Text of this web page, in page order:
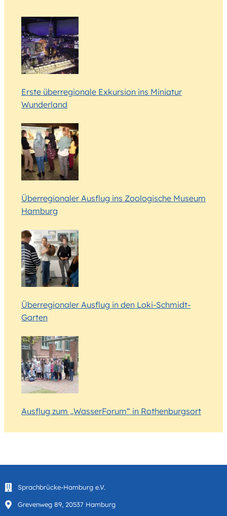
Erste überregionale Exkursion ins Miniatur
Wunderland
Überregionaler Ausflug ins Zoologische Museum
Hamburg
Überregionaler Ausflug in den Loki-Schmidt-
Garten
Ausflug zum „WasserForum“ in Rothenburgsort
Sprachbrücke-Hamburg e.V.
Grevenweg 89, 20537 Hamburg